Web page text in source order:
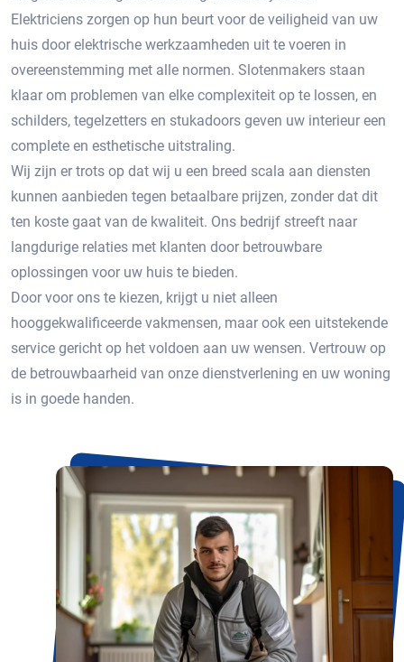
Elektriciens zorgen op hun beurt voor de veiligheid van uw
huis door elektrische werkzaamheden uit te voeren in
overeenstemming met alle normen. Slotenmakers staan ​​
klaar om problemen van elke complexiteit op te lossen, en
schilders, tegelzetters en stukadoors geven uw interieur een
complete en esthetische uitstraling.
Wij zijn er trots op dat wij u een breed scala aan diensten
kunnen aanbieden tegen betaalbare prijzen, zonder dat dit
ten koste gaat van de kwaliteit. Ons bedrijf streeft naar
langdurige relaties met klanten door betrouwbare
oplossingen voor uw huis te bieden.
Door voor ons te kiezen, krijgt u niet alleen
hooggekwalificeerde vakmensen, maar ook een uitstekende
service gericht op het voldoen aan uw wensen. Vertrouw op
de betrouwbaarheid van onze dienstverlening en uw woning
is in goede handen.